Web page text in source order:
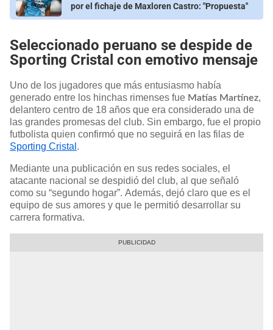
por el fichaje de Maxloren Castro: "Propuesta"
Seleccionado peruano se despide de
Sporting Cristal con emotivo mensaje
Uno de los jugadores que más entusiasmo había
generado entre los hinchas rimenses fue Matías Martínez,
delantero centro de 18 años que era considerado una de
las grandes promesas del club. Sin embargo, fue el propio
futbolista quien confirmó que no seguirá en las filas de
Sporting Cristal.
Mediante una publicación en sus redes sociales, el
atacante nacional se despidió del club, al que señaló
como su “segundo hogar”. Además, dejó claro que es el
equipo de sus amores y que le permitió desarrollar su
carrera formativa.